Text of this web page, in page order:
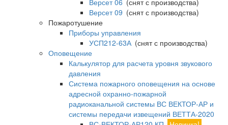
Версет 06 (снят с производства)
Версет 09 (снят с производства)
Пожаротушение
Приборы управления
УСП212-63А(снят с производства)
Оповещение
Калькулятор для расчета уровня звукового
давления
Система пожарного оповещения на основе
адресной охранно-пожарной
радиоканальной системы ВС ВЕКТОР-АР и
системы передачи извещений ВЕТТА-2020